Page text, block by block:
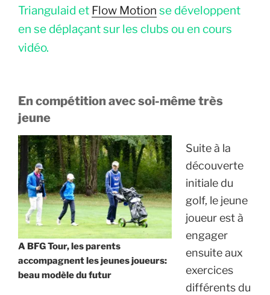
Triangulaid et Flow Motion se développent
en se déplaçant sur les clubs ou en cours
vidéo.
En compétition avec soi-même très
jeune
A BFG Tour, les parents
accompagnent les jeunes joueurs:
beau modèle du futur
Suite à la
découverte
initiale du
golf, le jeune
joueur est à
engager
ensuite aux
exercices
différents du